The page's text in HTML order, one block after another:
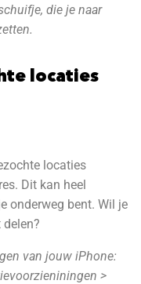
die je naar
locaties
locaties
Dit kan heel
onderweg bent. Wil je
van jouw iPhone:
>